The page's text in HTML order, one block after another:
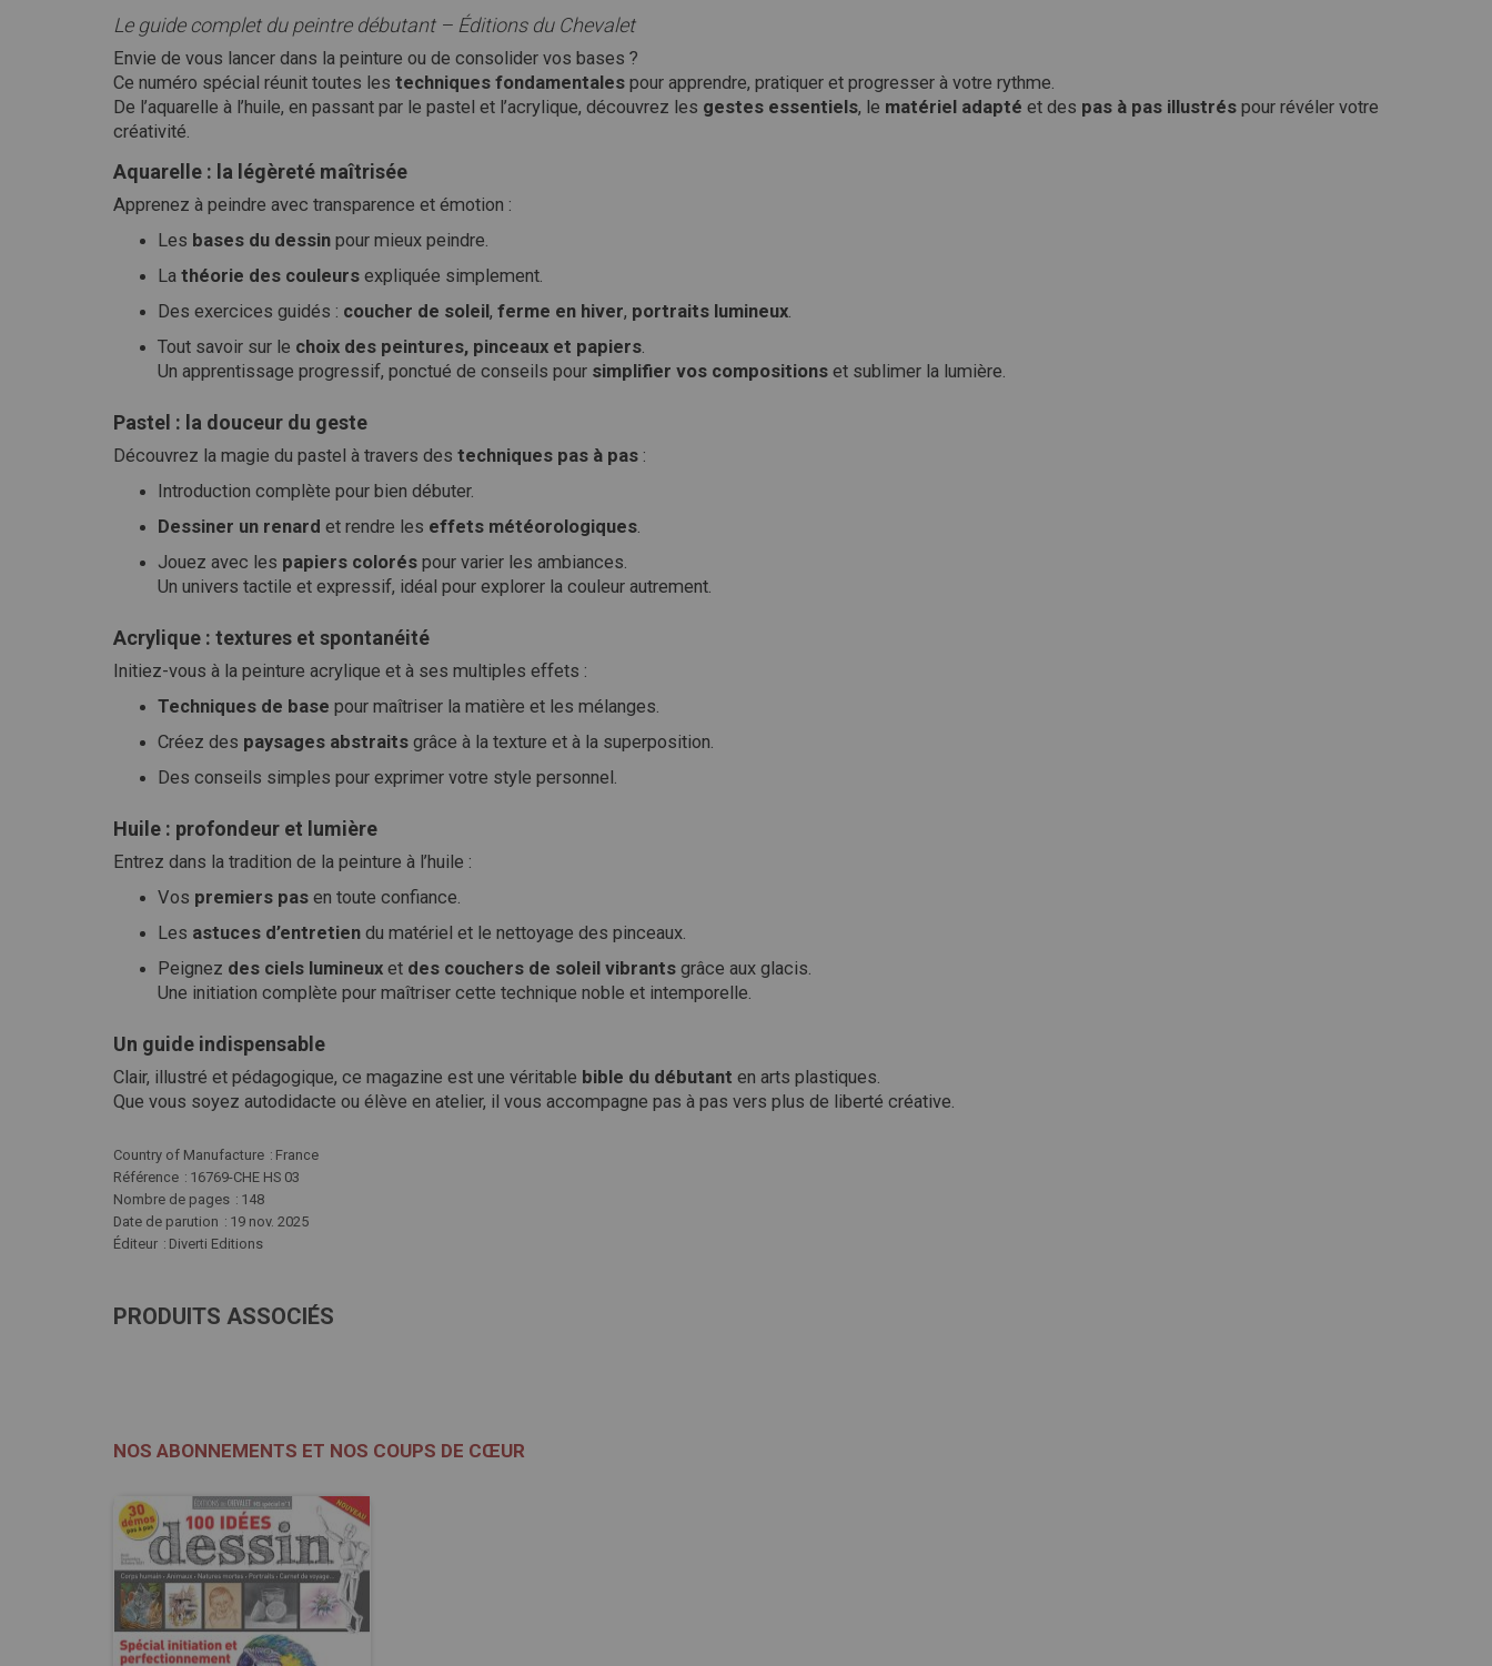
Le guide complet du peintre débutant – Éditions du Chevalet
Envie de vous lancer dans la peinture ou de consolider vos bases ?
Ce numéro spécial réunit toutes les techniques fondamentales pour apprendre, pratiquer et progresser à votre rythme.
De l’aquarelle à l’huile, en passant par le pastel et l’acrylique, découvrez les gestes essentiels, le matériel adapté et des pas à pas illustrés pour révéler votre
créativité.
Aquarelle : la légèreté maîtrisée
Apprenez à peindre avec transparence et émotion :
Les bases du dessin pour mieux peindre.
La théorie des couleurs expliquée simplement.
Des exercices guidés : coucher de soleil, ferme en hiver, portraits lumineux.
Tout savoir sur le choix des peintures, pinceaux et papiers.
Un apprentissage progressif, ponctué de conseils pour simplifier vos compositions et sublimer la lumière.
Pastel : la douceur du geste
Découvrez la magie du pastel à travers des techniques pas à pas :
Introduction complète pour bien débuter.
Dessiner un renard et rendre les effets météorologiques.
Jouez avec les papiers colorés pour varier les ambiances.
Un univers tactile et expressif, idéal pour explorer la couleur autrement.
Acrylique : textures et spontanéité
Initiez-vous à la peinture acrylique et à ses multiples effets :
Techniques de base pour maîtriser la matière et les mélanges.
Créez des paysages abstraits grâce à la texture et à la superposition.
Des conseils simples pour exprimer votre style personnel.
Huile : profondeur et lumière
Entrez dans la tradition de la peinture à l’huile :
Vos premiers pas en toute confiance.
Les astuces d’entretien du matériel et le nettoyage des pinceaux.
Peignez des ciels lumineux et des couchers de soleil vibrants grâce aux glacis.
Une initiation complète pour maîtriser cette technique noble et intemporelle.
Un guide indispensable
Clair, illustré et pédagogique, ce magazine est une véritable bible du débutant en arts plastiques.
Que vous soyez autodidacte ou élève en atelier, il vous accompagne pas à pas vers plus de liberté créative.
Plus
d'infos
Country of Manufacture
France
Référence
16769-CHE HS 03
Nombre de pages
148
Date de parution
19 nov. 2025
Éditeur
Diverti Editions
PRODUITS ASSOCIÉS
NOS ABONNEMENTS ET NOS COUPS DE CŒUR